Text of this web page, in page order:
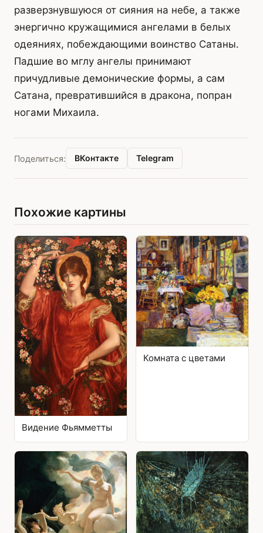
разверзнувшуюся от сияния на небе, а также
энергично кружащимися ангелами в белых
одеяниях, побеждающими воинство Сатаны.
Падшие во мглу ангелы принимают
причудливые демонические формы, а сам
Сатана, превратившийся в дракона, попран
ногами Михаила.
Поделиться: ВКонтакте Telegram
Похожие картины
Видение Фьямметты
Комната с цветами